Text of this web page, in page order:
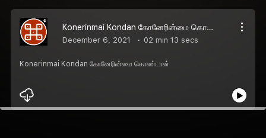
Konerinmai Kondan கோனேரின்மை கொண்டான்
December 6, 2021 02 min 13 secs
Konerinmai Kondan கோனேரின்மை கொண்டான்